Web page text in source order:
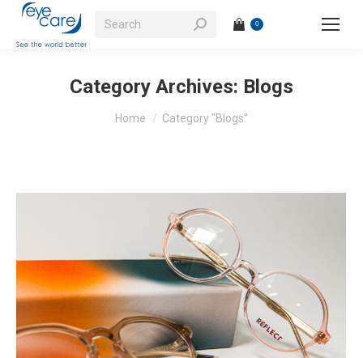
Search: 0
Category Archives: Blogs
You are here:
Home Category "Blogs"